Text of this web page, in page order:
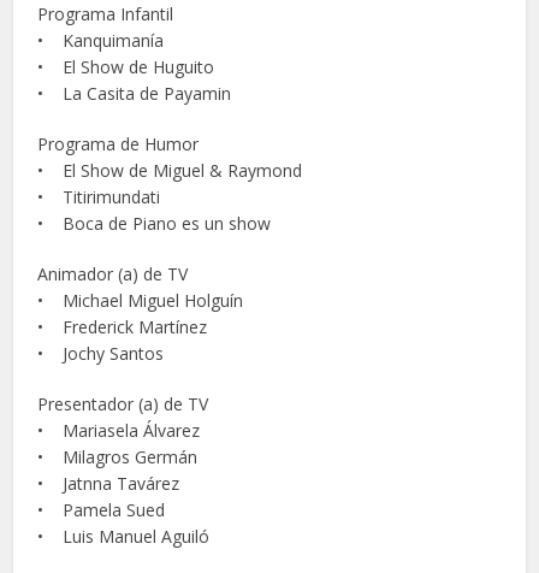
Programa Infantil
• Kanquimanía
• El Show de Huguito
• La Casita de Payamin
Programa de Humor
• El Show de Miguel & Raymond
• Titirimundati
• Boca de Piano es un show
Animador (a) de TV
• Michael Miguel Holguín
• Frederick Martínez
• Jochy Santos
Presentador (a) de TV
• Mariasela Álvarez
• Milagros Germán
• Jatnna Tavárez
• Pamela Sued
• Luis Manuel Aguiló